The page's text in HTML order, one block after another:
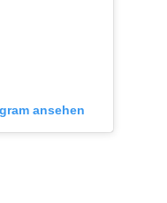
ansehen